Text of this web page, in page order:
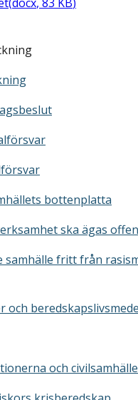
bottenplatta
ska ägas
samhälle fritt från
och
och